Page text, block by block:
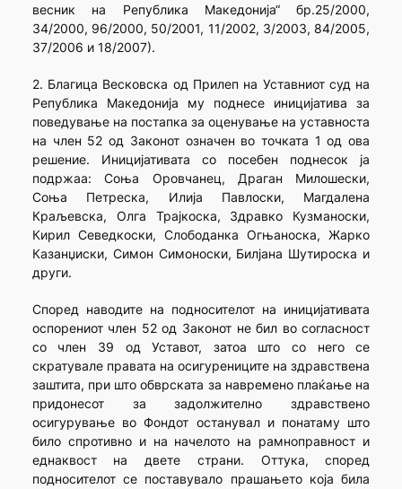
весник на Република Македонија“ бр.25/2000,
34/2000, 96/2000, 50/2001, 11/2002, 3/2003, 84/2005,
37/2006 и 18/2007).
2. Благица Весковска од Прилеп на Уставниот суд на
Република Македонија му поднесе иницијатива за
поведување на постапка за оценување на уставноста
на член 52 од Законот означен во точката 1 од ова
решение. Иницијативата со посебен поднесок ја
подржаа: Соња Оровчанец, Драган Милошески,
Соња Петреска, Илија Павлоски, Магдалена
Краљевска, Олга Трајкоска, Здравко Кузманоски,
Кирил Севедкоски, Слободанка Огњаноска, Жарко
Казанџиски, Симон Симоноски, Билјана Шутироска и
други.
Според наводите на подносителот на иницијативата
оспорениот член 52 од Законот не бил во согласност
со член 39 од Уставот, затоа што со него се
скратувале правата на осигурениците на здравствена
заштита, при што обврската за навремено плаќање на
придонесот за задолжително здравствено
осигурување во Фондот останувал и понатаму што
било спротивно и на начелото на рамноправност и
еднаквост на двете страни. Оттука, според
подносителот се поставувало прашањето која била